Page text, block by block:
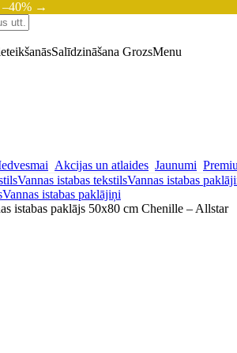
–40% →
Salīdzināšana GrozsMenu
Akcijas un atlaides Jaunumi
Vannas istabas tekstilsVannas istabas
Vannas istabas paklājiņi